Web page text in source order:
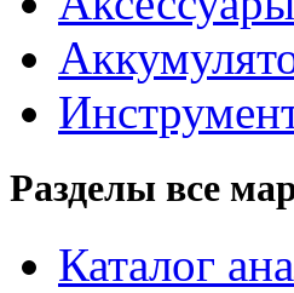
Разделы все
Каталог